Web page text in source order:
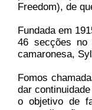
Freedom), de
Fundada em
46 secções no
camaronesa,
Fomos
dar
o objetivo de